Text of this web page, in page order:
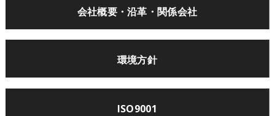
会社概要・沿革・関係会社
環境方針
ISO9001